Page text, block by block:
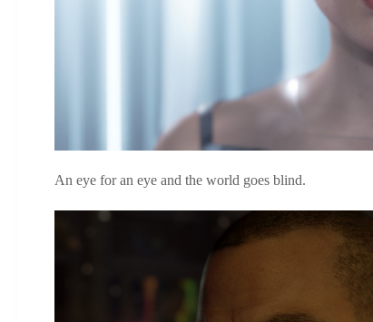
An eye for an eye and the world goes blind.